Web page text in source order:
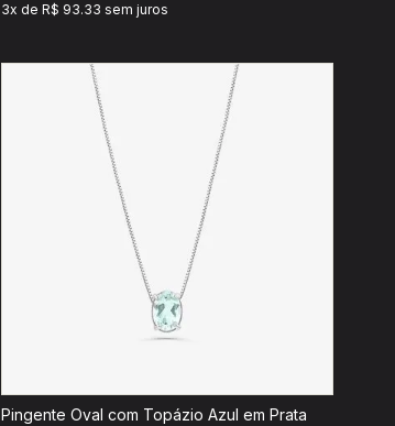
3x de R$ 93.33 sem juros
Pingente Oval com Topázio Azul em Prata